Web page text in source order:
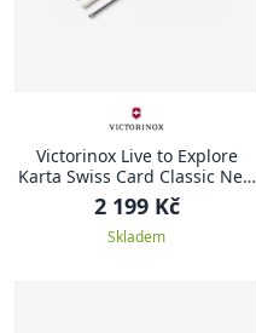
Victorinox Live to Explore
Karta Swiss Card Classic New
York Style
2 199 Kč
Skladem